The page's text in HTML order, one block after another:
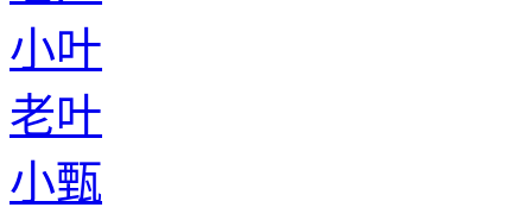
小叶
老叶
小甄